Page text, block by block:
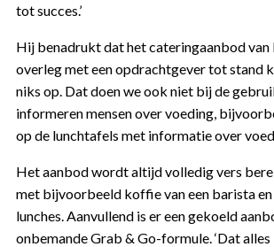
tot succes.’
Hij benadrukt dat het cateringaanbod van
overleg met een opdrachtgever tot stand
niks op. Dat doen we ook niet bij de
informeren mensen over voeding,
op de lunchtafels met informatie over
Het aanbod wordt altijd volledig vers
met bijvoorbeeld koffie van een barista
lunches. Aanvullend is er een gekoeld
onbemande Grab & Go-formule. ‘Dat